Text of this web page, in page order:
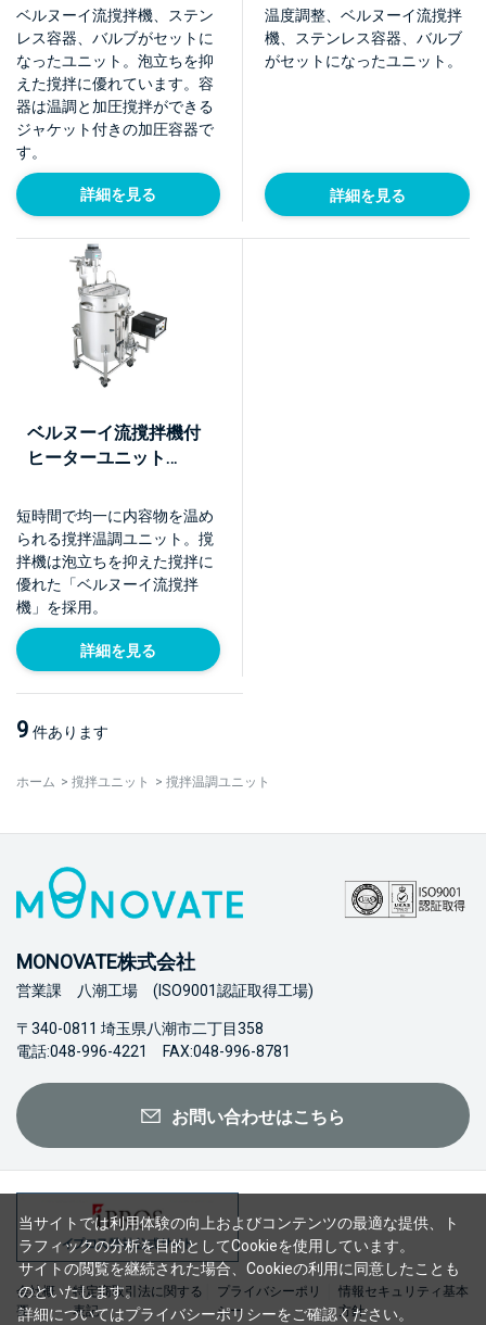
【KU-PCN-F-J-L】
ベルヌーイ流撹拌機、ステン
レス容器、バルブがセットに
なったユニット。泡立ちを抑
えた撹拌に優れています。容
器は温調と加圧撹拌ができる
ジャケット付きの加圧容器で
す。
詳細を見る
【KU-PCN-O-J-L】
温度調整、ベルヌーイ流撹拌
機、ステンレス容器、バルブ
がセットになったユニット。
詳細を見る
ベルヌーイ流撹拌機付
ヒーターユニット
短時間で均一に内容物を温め
られる撹拌温調ユニット。撹
拌機は泡立ちを抑えた撹拌に
優れた「ベルヌーイ流撹拌
機」を採用。
詳細を見る
9 件あります
ホーム > 撹拌ユニット > 撹拌温調ユニット
MONOVATE株式会社
営業課 八潮工場 (ISO9001認証取得工場)
〒340-0811 埼玉県八潮市二丁目358
電話:048-996-4221 FAX:048-996-8781
お問い合わせはこちら
会社概
要
特定商取引法に関する
表記
プライバシーポリ
シー
情報セキュリティ基本
方針
当サイトでは利用体験の向上およびコンテンツの最適な提供、ト
ラフィックの分析を目的としてCookieを使用しています。
サイトの閲覧を継続された場合、Cookieの利用に同意したことも
のといたします。
詳細についてはプライバシーポリシーをご確認ください。